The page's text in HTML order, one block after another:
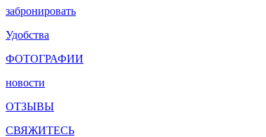
забронировать
Удобства
ФОТОГРАФИИ
новости
ОТЗЫВЫ
СВЯЖИТЕСЬ